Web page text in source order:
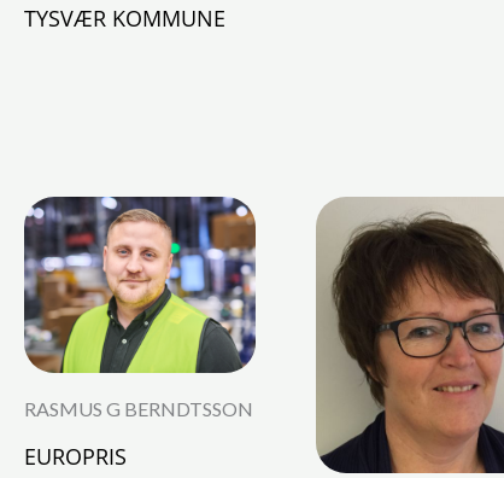
TYSVÆR KOMMUNE
RASMUS G BERNDTSSON
EUROPRIS